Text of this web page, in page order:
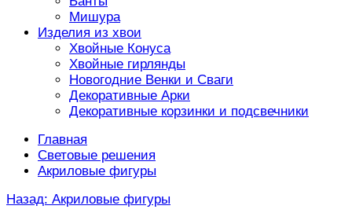
Мишура
Изделия из хвои
Хвойные Конуса
Хвойные гирлянды
Новогодние Венки и Сваги
Декоративные Арки
Декоративные корзинки и подсвечники
Главная
Световые решения
Акриловые фигуры
Назад: Акриловые фигуры